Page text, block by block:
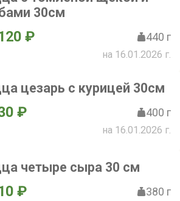
30см
₽ 440 г
на 16.01.2026 г.
цезарь с курицей 30см
₽ 400 г
на 16.01.2026 г.
четыре сыра 30 см
₽ 380 г